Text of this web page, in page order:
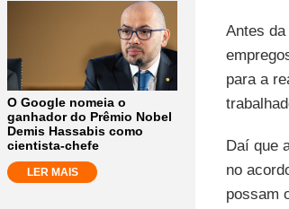
O Google nomeia o
ganhador do Prêmio Nobel
Demis Hassabis como
cientista-chefe
LER MAIS
Antes da
para a
Daí que
no
possam